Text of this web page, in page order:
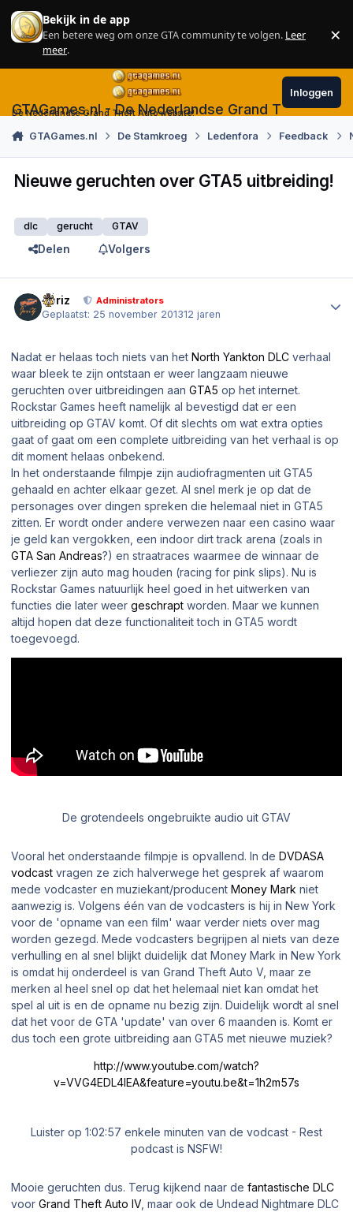
Skip to content
Bekijk in de app
Een betere weg om onze GTA community te volgen. Leer
meer.
×
GTAGames.nl - De Nederlandse Grand Theft Auto
De Nederlandse Grand Theft Auto website!
Inloggen
GTAGames.nl De Stamkroeg Ledenfora Feedback
Nieuwe geruchten over GTA5 uitbreiding!
dlc gerucht GTAV
Delen Volgers
Joriz Administrators
Geplaatst: 25 november 201312 jaren
Nadat er helaas toch niets van het North Yankton DLC verhaal
waar bleek te zijn ontstaan er weer langzaam nieuwe
geruchten over uitbreidingen aan GTA5 op het internet.
Rockstar Games heeft namelijk al bevestigd dat er een
uitbreiding op GTAV komt. Of dit slechts om wat extra opties
gaat of gaat om een complete uitbreiding van het verhaal is op
dit moment helaas onbekend.
In het onderstaande filmpje zijn audiofragmenten uit GTA5
gehaald en achter elkaar gezet. Al snel merk je op dat de
personages over dingen spreken die helemaal niet in GTA5
zitten. Er wordt onder andere verwezen naar een casino waar
je geld kan vergokken, een indoor dirt track arena (zoals in
GTA San Andreas?) en straatraces waarmee de winnaar de
verliezer zijn auto mag houden (racing for pink slips). Nu is
Rockstar Games natuurlijk heel goed in het uitwerken van
functies die later weer geschrapt worden. Maar we kunnen
altijd hopen dat deze functionaliteit toch in GTA5 wordt
toegevoegd.
De grotendeels ongebruikte audio uit GTAV
Vooral het onderstaande filmpje is opvallend. In de DVDASA
vodcast vragen ze zich halverwege het gesprek af waarom
mede vodcaster en muziekant/producent Money Mark niet
aanwezig is. Volgens één van de vodcasters is hij in New York
voor de 'opname van een film' waar verder niets over mag
worden gezegd. Mede vodcasters begrijpen al niets van deze
verhulling en al snel blijkt duidelijk dat Money Mark in New York
is omdat hij onderdeel is van Grand Theft Auto V, maar ze
merken al heel snel op dat het helemaal niet kan omdat het
spel al uit is en de opname nu bezig zijn. Duidelijk wordt al snel
dat het voor de GTA 'update' van over 6 maanden is. Komt er
dus toch een grote uitbreiding aan GTA5 met nieuwe muziek?
http://www.youtube.com/watch?
v=VVG4EDL4IEA&feature=youtu.be&t=1h2m57s
Luister op 1:02:57 enkele minuten van de vodcast - Rest
podcast is NSFW!
Mooie geruchten dus. Terug kijkend naar de fantastische DLC
voor Grand Theft Auto IV, maar ook de Undead Nightmare DLC